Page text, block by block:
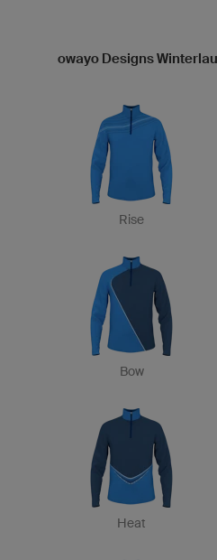
owayo Designs
Rise
Bow
Heat